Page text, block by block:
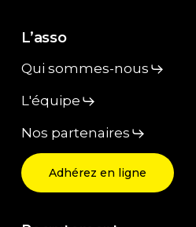
L’asso
Qui sommes-nous
L'équipe
Nos partenaires
Adhérez en ligne